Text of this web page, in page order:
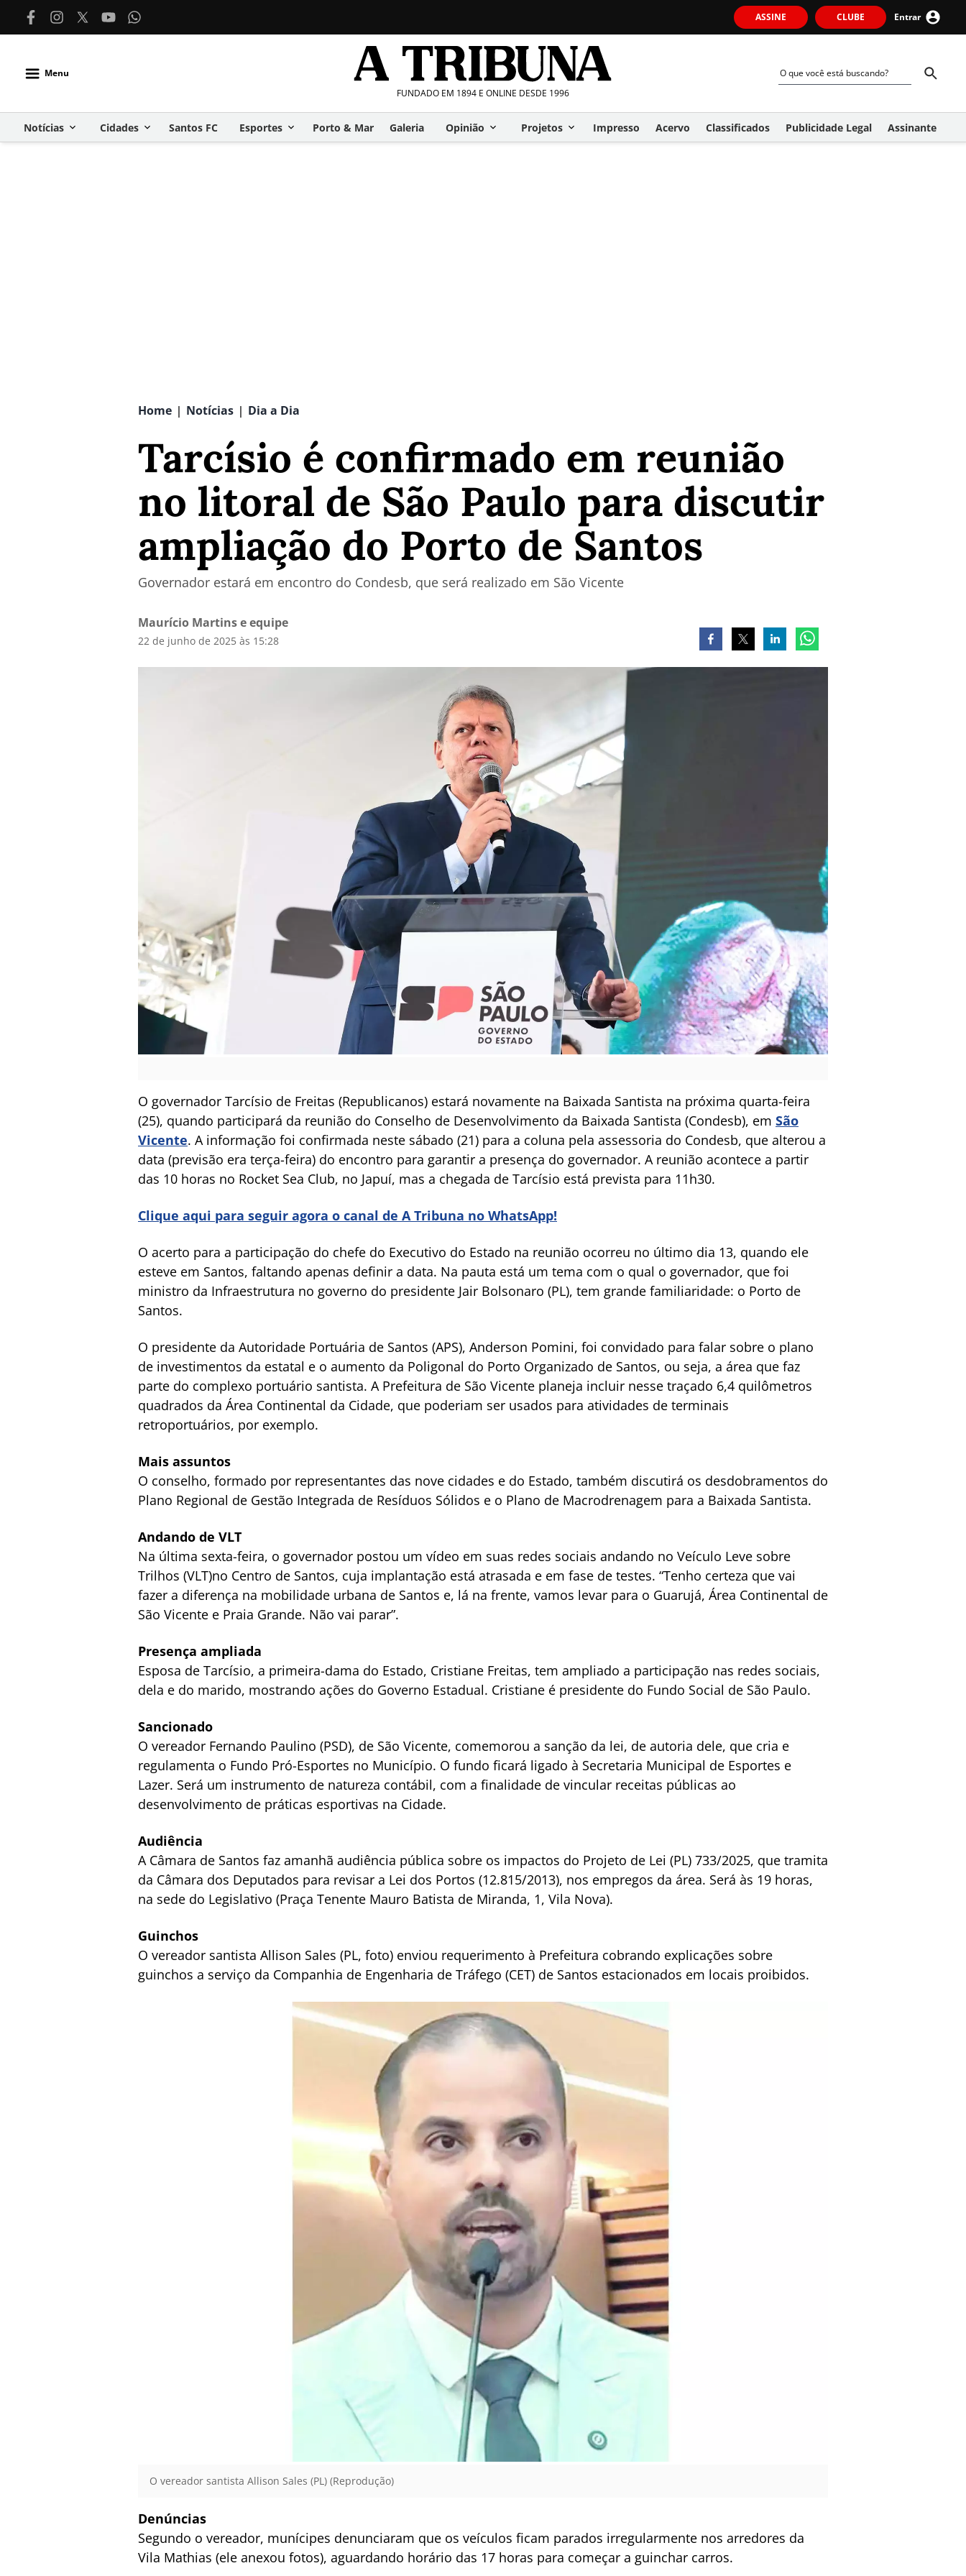
ASSINE CLUBE Entrar
Menu
FUNDADO EM 1894 E ONLINE DESDE 1996
Notícias Cidades Santos FC Esportes Porto & Mar Galeria Opinião Projetos Impresso Acervo Classificados Publicidade Legal Assinante
Home | Notícias | Dia a Dia
Tarcísio é confirmado em reunião
no litoral de São Paulo para discutir
ampliação do Porto de Santos
Governador estará em encontro do Condesb, que será realizado em São Vicente
Maurício Martins e equipe
22 de junho de 2025 às 15:28
O governador Tarcísio de Freitas (Republicanos) estará novamente na Baixada Santista na próxima quarta-feira
(25), quando participará da reunião do Conselho de Desenvolvimento da Baixada Santista (Condesb), em São
Vicente. A informação foi confirmada neste sábado (21) para a coluna pela assessoria do Condesb, que alterou a
data (previsão era terça-feira) do encontro para garantir a presença do governador. A reunião acontece a partir
das 10 horas no Rocket Sea Club, no Japuí, mas a chegada de Tarcísio está prevista para 11h30.
Clique aqui para seguir agora o canal de A Tribuna no WhatsApp!
O acerto para a participação do chefe do Executivo do Estado na reunião ocorreu no último dia 13, quando ele
esteve em Santos, faltando apenas definir a data. Na pauta está um tema com o qual o governador, que foi
ministro da Infraestrutura no governo do presidente Jair Bolsonaro (PL), tem grande familiaridade: o Porto de
Santos.
O presidente da Autoridade Portuária de Santos (APS), Anderson Pomini, foi convidado para falar sobre o plano
de investimentos da estatal e o aumento da Poligonal do Porto Organizado de Santos, ou seja, a área que faz
parte do complexo portuário santista. A Prefeitura de São Vicente planeja incluir nesse traçado 6,4 quilômetros
quadrados da Área Continental da Cidade, que poderiam ser usados para atividades de terminais
retroportuários, por exemplo.
Mais assuntos
O conselho, formado por representantes das nove cidades e do Estado, também discutirá os desdobramentos do
Plano Regional de Gestão Integrada de Resíduos Sólidos e o Plano de Macrodrenagem para a Baixada Santista.
Andando de VLT
Na última sexta-feira, o governador postou um vídeo em suas redes sociais andando no Veículo Leve sobre
Trilhos (VLT)no Centro de Santos, cuja implantação está atrasada e em fase de testes. “Tenho certeza que vai
fazer a diferença na mobilidade urbana de Santos e, lá na frente, vamos levar para o Guarujá, Área Continental de
São Vicente e Praia Grande. Não vai parar”.
Presença ampliada
Esposa de Tarcísio, a primeira-dama do Estado, Cristiane Freitas, tem ampliado a participação nas redes sociais,
dela e do marido, mostrando ações do Governo Estadual. Cristiane é presidente do Fundo Social de São Paulo.
Sancionado
O vereador Fernando Paulino (PSD), de São Vicente, comemorou a sanção da lei, de autoria dele, que cria e
regulamenta o Fundo Pró-Esportes no Município. O fundo ficará ligado à Secretaria Municipal de Esportes e
Lazer. Será um instrumento de natureza contábil, com a finalidade de vincular receitas públicas ao
desenvolvimento de práticas esportivas na Cidade.
Audiência
A Câmara de Santos faz amanhã audiência pública sobre os impactos do Projeto de Lei (PL) 733/2025, que tramita
da Câmara dos Deputados para revisar a Lei dos Portos (12.815/2013), nos empregos da área. Será às 19 horas,
na sede do Legislativo (Praça Tenente Mauro Batista de Miranda, 1, Vila Nova).
Guinchos
O vereador santista Allison Sales (PL, foto) enviou requerimento à Prefeitura cobrando explicações sobre
guinchos a serviço da Companhia de Engenharia de Tráfego (CET) de Santos estacionados em locais proibidos.
O vereador santista Allison Sales (PL) (Reprodução)
Denúncias
Segundo o vereador, munícipes denunciaram que os veículos ficam parados irregularmente nos arredores da
Vila Mathias (ele anexou fotos), aguardando horário das 17 horas para começar a guinchar carros.